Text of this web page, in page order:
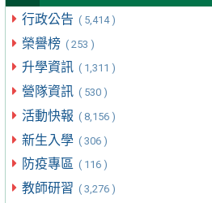
行政公告 ( 5,414 )
榮譽榜 ( 253 )
升學資訊 ( 1,311 )
營隊資訊 ( 530 )
活動快報 ( 8,156 )
新生入學 ( 306 )
防疫專區 ( 116 )
教師研習 ( 3,276 )